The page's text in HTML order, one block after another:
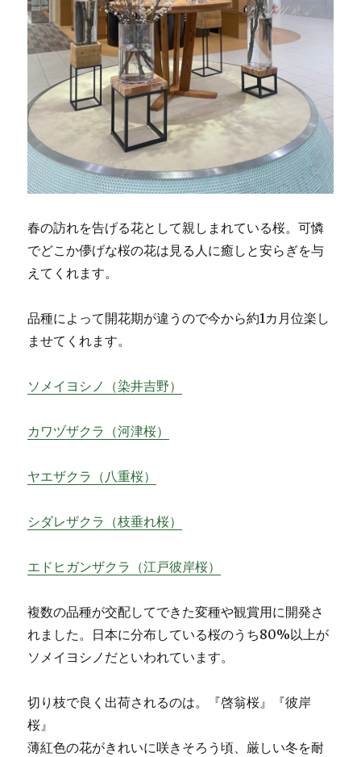
春の訪れを告げる花として親しまれている桜。可憐
でどこか儚げな桜の花は見る人に癒しと安らぎを与
えてくれます。
品種によって開花期が違うので今から約1カ月位楽し
ませてくれます。
ソメイヨシノ（染井吉野）
カワヅザクラ（河津桜）
ヤエザクラ（八重桜）
シダレザクラ（枝垂れ桜）
エドヒガンザクラ（江戸彼岸桜）
複数の品種が交配してできた変種や観賞用に開発さ
れました。日本に分布している桜のうち80%以上が
ソメイヨシノだといわれています。
切り枝で良く出荷されるのは。 『啓翁桜』
『彼岸
桜』
薄紅色の花がきれいに咲きそろう頃、厳しい冬を耐